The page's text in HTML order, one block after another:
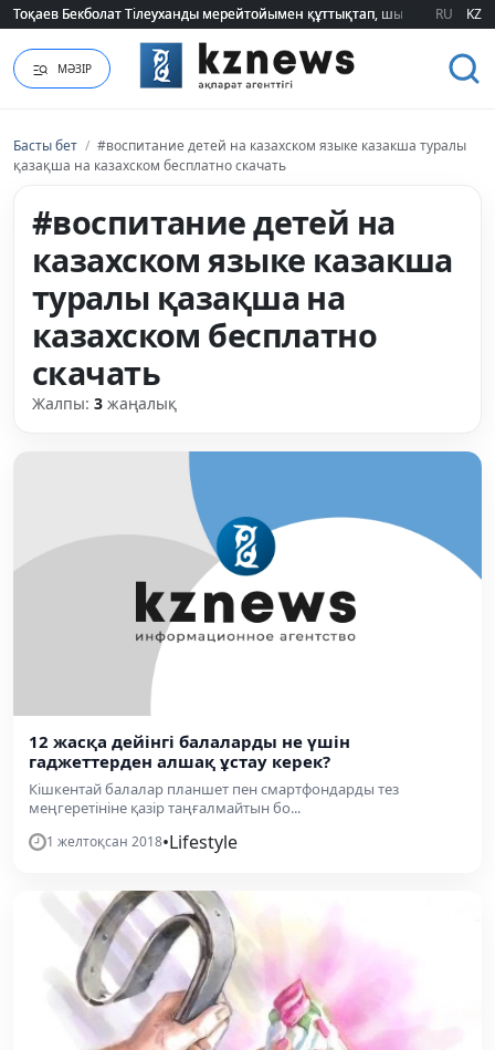
Тоқаев Бекболат Тілеуханды мерейтойымен құттықтап, шығармашылық
Тоқаев Бекболат Тілеуханды мерейтойымен құттықтап, шығармашылық
RU KZ
МӘЗІР
Басты бет / #воспитание детей на казахском языке казакша туралы
қазақша на казахском бесплатно скачать
#воспитание детей на
казахском языке казакша
туралы қазақша на
казахском бесплатно
скачать
Жалпы: 3 жаңалық
12 жасқа дейінгі балаларды не үшін
гаджеттерден алшақ ұстау керек?
Кішкентай балалар планшет пен смартфондарды тез
меңгеретініне қазір таңғалмайтын бо...
1 желтоқсан 2018•Lifestyle